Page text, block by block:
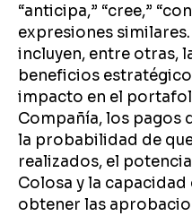
“anticipa,” “cree,”
expresiones
incluyen, entre otras,
beneficios
impacto en el
Compañía, los pagos
la probabilidad de
realizados, el
Colosa y la
obtener las